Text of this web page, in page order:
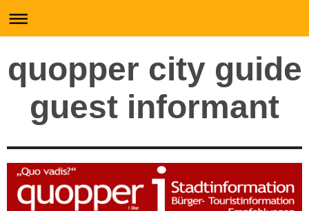
quopper city guide
guest informant